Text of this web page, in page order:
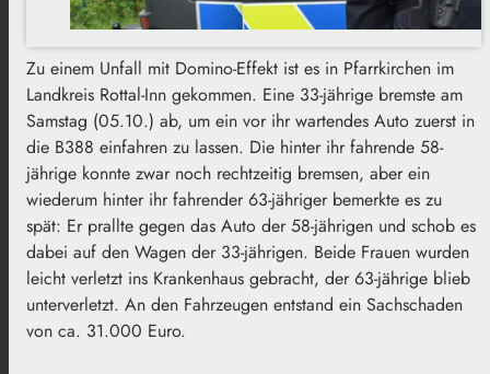
Zu einem Unfall mit Domino-Effekt ist es in Pfarrkirchen im
Landkreis Rottal-Inn gekommen. Eine 33-jährige bremste am
Samstag (05.10.) ab, um ein vor ihr wartendes Auto zuerst in
die B388 einfahren zu lassen. Die hinter ihr fahrende 58-
jährige konnte zwar noch rechtzeitig bremsen, aber ein
wiederum hinter ihr fahrender 63-jähriger bemerkte es zu
spät: Er prallte gegen das Auto der 58-jährigen und schob es
dabei auf den Wagen der 33-jährigen. Beide Frauen wurden
leicht verletzt ins Krankenhaus gebracht, der 63-jährige blieb
unterverletzt. An den Fahrzeugen entstand ein Sachschaden
von ca. 31.000 Euro.